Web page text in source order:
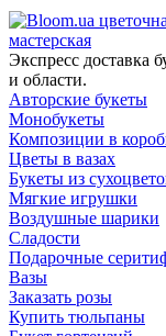
мастерская
Экспресс доставка
и области.
Авторские букеты
Монобукеты
Композиции в
Цветы в вазах
Букеты из
Мягкие игрушки
Воздушные шарики
Сладости
Подарочные
Вазы
Заказать розы
Купить тюльпаны